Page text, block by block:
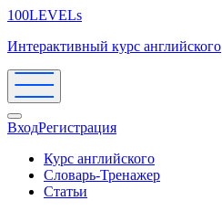
100LEVELs
Интерактивный курс английского
ВходРегистрация
Курс английского
Словарь-Тренажер
Статьи